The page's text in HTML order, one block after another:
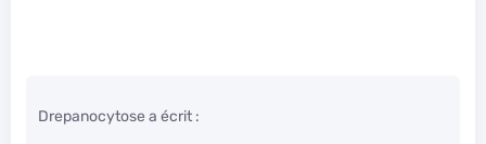
Drepanocytose a écrit :